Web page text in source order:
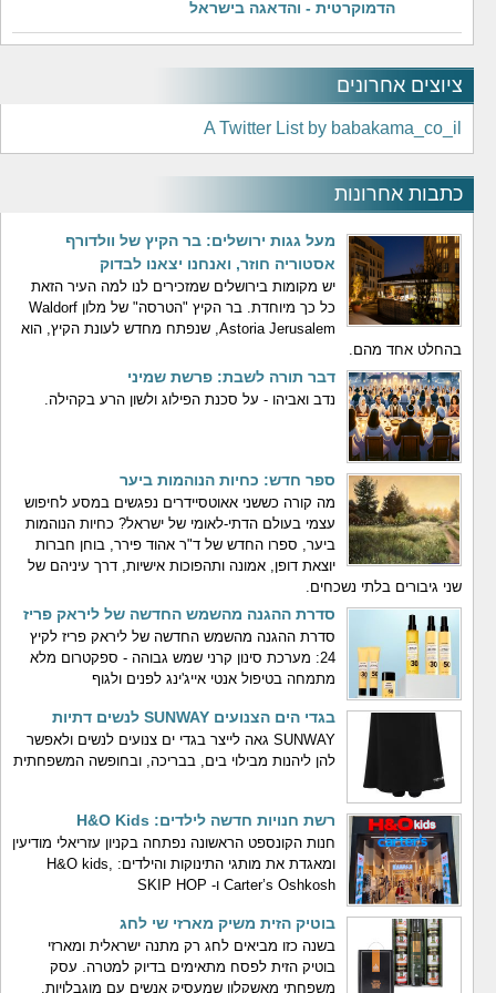
הדמוקרטית - והדאגה בישראל
ציוצים אחרונים
A Twitter List by babakama_co_il
כתבות אחרונות
מעל גגות ירושלים: בר הקיץ של וולדורף
אסטוריה חוזר, ואנחנו יצאנו לבדוק
יש מקומות בירושלים שמזכירים לנו למה העיר הזאת
כל כך מיוחדת. בר הקיץ "הטרסה" של מלון Waldorf
Astoria Jerusalem, שנפתח מחדש לעונת הקיץ, הוא
בהחלט אחד מהם.
דבר תורה לשבת: פרשת שמיני
נדב ואביהו - על סכנת הפילוג ולשון הרע בקהילה.
ספר חדש: כחיות הנוהמות ביער
מה קורה כששני אאוטסיידרים נפגשים במסע לחיפוש
עצמי בעולם הדתי-לאומי של ישראל? כחיות הנוהמות
ביער, ספרו החדש של ד"ר אהוד פירר, בוחן חברות
יוצאת דופן, אמונה ותהפוכות אישיות, דרך עיניהם של
שני גיבורים בלתי נשכחים.
סדרת ההגנה מהשמש החדשה של ליראק פריז
סדרת ההגנה מהשמש החדשה של ליראק פריז לקיץ
24: מערכת סינון קרני שמש גבוהה - ספקטרום מלא
מתמחה בטיפול אנטי אייג'ינג לפנים ולגוף
בגדי הים הצנועים SUNWAY לנשים דתיות
SUNWAY גאה לייצר בגדי ים צנועים לנשים ולאפשר
להן ליהנות מבילוי בים, בבריכה, ובחופשה המשפחתית
רשת חנויות חדשה לילדים: H&O Kids
חנות הקונספט הראשונה נפתחה בקניון עזריאלי מודיעין
ומאגדת את מותגי התינוקות והילדים: H&O kids,
Carter’s Oshkosh ו- SKIP HOP
בוטיק הזית משיק מארזי שי לחג
בשנה כזו מביאים לחג רק מתנה ישראלית ומארזי
בוטיק הזית לפסח מתאימים בדיוק למטרה. עסק
משפחתי מאשקלון שמעסיק אנשים עם מוגבלויות.